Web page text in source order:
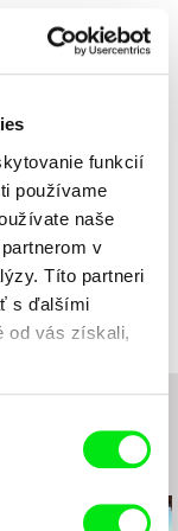
funkcií
používame
naše
v
Títo partneri
s ďalšími
od vás získali,